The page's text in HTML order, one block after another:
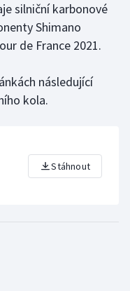
silniční karbonové
Shimano
de France 2021.
následující
kola.
Stáhnout